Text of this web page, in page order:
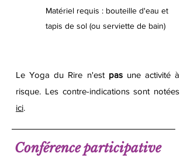
Matériel requis : bouteille d'eau et
tapis de sol (ou serviette de bain)
Le Yoga du Rire n'est pasune activité à
risque. Les contre-indications sont notées
ici.
Conférence participative